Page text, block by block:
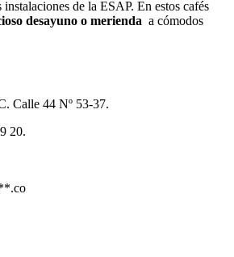
de la ESAP. En estos cafés
desayuno o merienda a cómodos
Calle 44 Nº 53-37.
20.